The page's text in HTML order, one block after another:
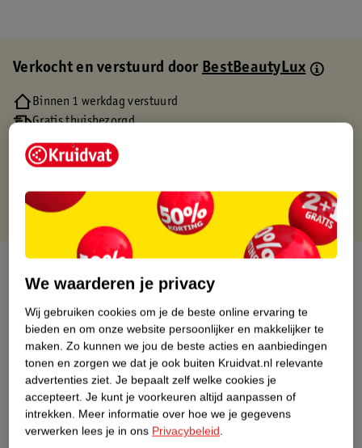
Verkocht en verstuurd doorBestBeautyLux
Binnen 1 werkdag verstuurd
Gratis thuisbezorgd
Gratis retourneren via verkooppartner.
Gratis punten met je Kruidvat kaart
Productinformatie
Etiketinformatie
Nature Impact Score
Dit product heeft (nog) geen Nature
Impact Score.
We waarderen je privacy
Wij gebruiken cookies om je de beste online ervaring te
bieden en om onze website persoonlijker en makkelijker te
maken. Zo kunnen we jou de beste acties en aanbiedingen
tonen en zorgen we dat je ook buiten Kruidvat.nl relevante
advertenties ziet. Je bepaalt zelf welke cookies je
accepteert. Je kunt je voorkeuren altijd aanpassen of
intrekken. Meer informatie over hoe we je gegevens
verwerken lees je in ons Privacybeleid.